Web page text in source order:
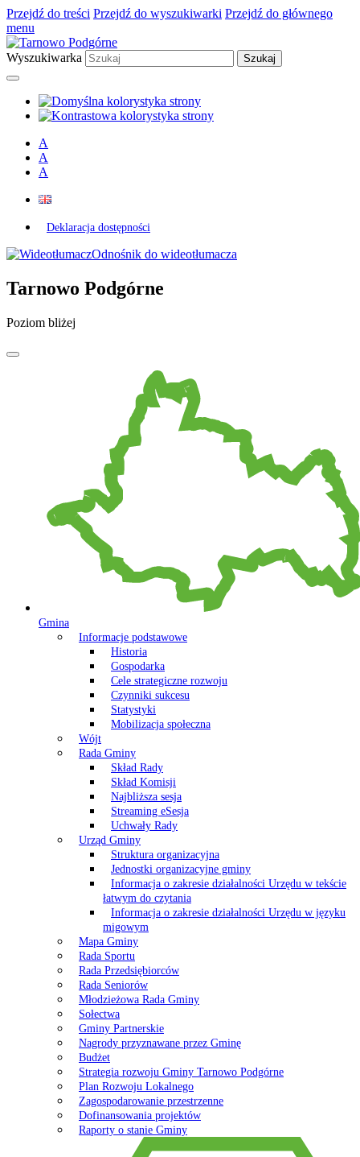
Przejdź do treści Przejdź do wyszukiwarki Przejdź do głównego
menu
Wyszukiwarka
A
A
A
Deklaracja dostępności
Odnośnik do wideotłumacza
Tarnowo Podgórne
Poziom bliżej
Gmina
Informacje podstawowe
Historia
Gospodarka
Cele strategiczne rozwoju
Czynniki sukcesu
Statystyki
Mobilizacja społeczna
Wójt
Rada Gminy
Skład Rady
Skład Komisji
Najbliższa sesja
Streaming eSesja
Uchwały Rady
Urząd Gminy
Struktura organizacyjna
Jednostki organizacyjne gminy
Informacja o zakresie działalności Urzędu w tekście
łatwym do czytania
Informacja o zakresie działalności Urzędu w języku
migowym
Mapa Gminy
Rada Sportu
Rada Przedsiębiorców
Rada Seniorów
Młodzieżowa Rada Gminy
Sołectwa
Gminy Partnerskie
Nagrody przyznawane przez Gminę
Budżet
Strategia rozwoju Gminy Tarnowo Podgórne
Plan Rozwoju Lokalnego
Zagospodarowanie przestrzenne
Dofinansowania projektów
Raporty o stanie Gminy